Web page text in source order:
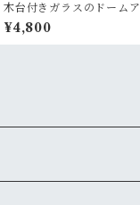
木台付きガラスのドームア
レンジ~菜花のような黄色
¥4,800